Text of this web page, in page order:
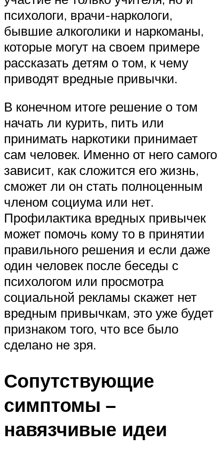
психологи, врачи-наркологи,
бывшие алкоголики и наркоманы,
которые могут на своем примере
рассказать детям о том, к чему
приводят вредные привычки.
В конечном итоге решение о том
начать ли курить, пить или
принимать наркотики принимает
сам человек. Именно от него самого
зависит, как сложится его жизнь,
сможет ли он стать полноценным
членом социума или нет.
Профилактика вредных привычек
может помочь кому то в принятии
правильного решения и если даже
один человек после беседы с
психологом или просмотра
социальной рекламы скажет нет
вредным привычкам, это уже будет
признаком того, что все было
сделано не зря.
Сопутствующие
симптомы –
навязчивые идеи